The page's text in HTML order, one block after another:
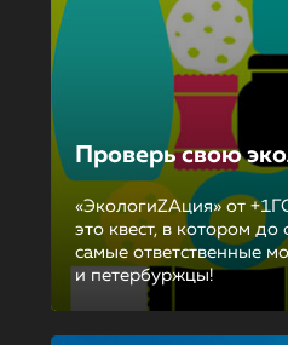
Проверь свою
«ЭкологиZAция» от
это квест, в котором
самые ответственные
и петербуржцы!